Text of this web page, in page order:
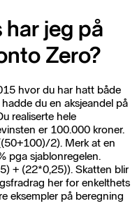
jeg på
Zero?
hvor du har hatt både
du en aksjeandel på
realiserte hele
er 100.000 kroner.
2). Merk at en
pga sjablonregelen.
+ (22*0,25)). Skatten blir
her for enkelthets
eksempler på beregning